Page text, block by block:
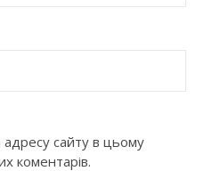
адресу сайту в цьому
коментарів.